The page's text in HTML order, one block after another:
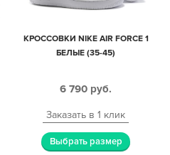
КРОССОВКИ NIKE AIR FORCE 1
БЕЛЫЕ (35-45)
6 790 руб.
Заказать в 1 клик
Выбрать размер